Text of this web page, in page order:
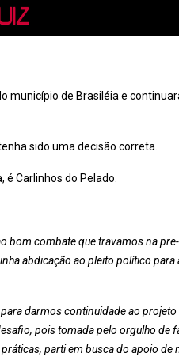
município de Brasiléia e
sido uma decisão correta.
Carlinhos do Pelado.
bom combate que travamos na
abdicação ao pleito político para
darmos continuidade ao
pois tomada pelo orgulho de
parti em busca do apoio de